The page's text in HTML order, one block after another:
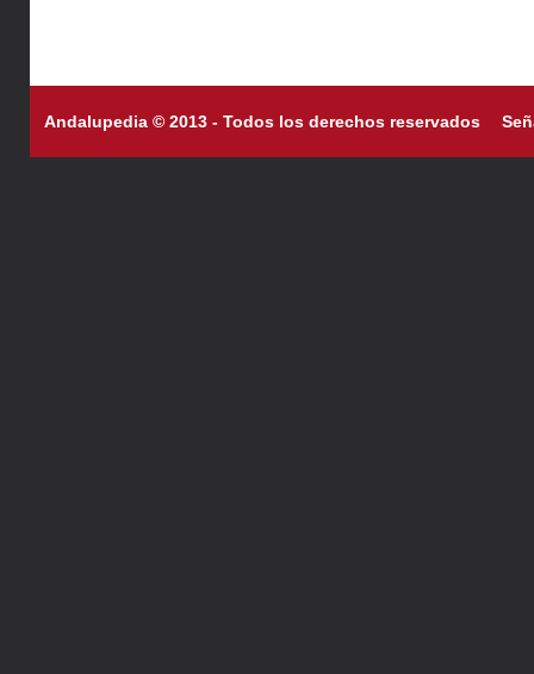
Andalupedia © 2013 - Todos los derechos reservados